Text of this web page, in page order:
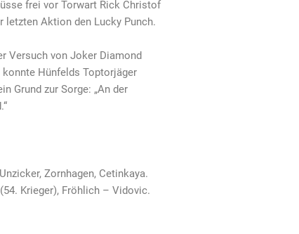
frei vor Torwart Rick Christof
letzten Aktion den Lucky Punch.
Versuch von Joker Diamond
konnte Hünfelds Toptorjäger
Grund zur Sorge: „An der
Zornhagen, Cetinkaya.
Krieger), Fröhlich – Vidovic.